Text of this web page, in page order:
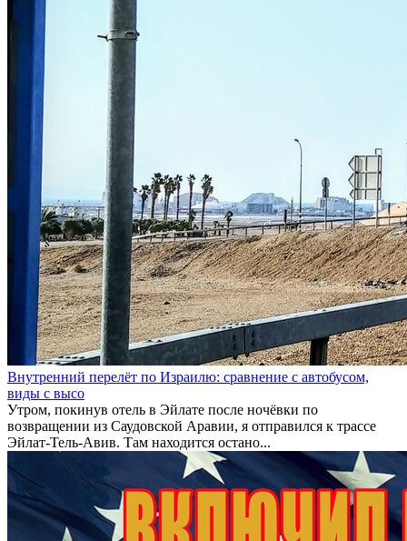
Внутренний перелёт по Израилю: сравнение с автобусом,
виды с высо
Утром, покинув отель в Эйлате после ночёвки по
возвращении из Саудовской Аравии, я отправился к трассе
Эйлат-Тель-Авив. Там находится остано...